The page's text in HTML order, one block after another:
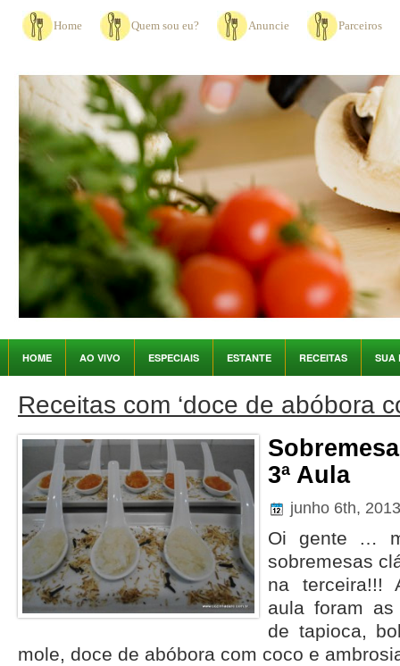
Home Quem sou eu? Anuncie Parceiros
HOME AO VIVO ESPECIAIS ESTANTE RECEITAS SUA
Receitas com ‘doce de abóbora
3ª Aula
junho 6th,
Oi gente …
sobremesas
na terceira!!!
aula foram as
de tapioca,
mole, doce de abóbora com coco e